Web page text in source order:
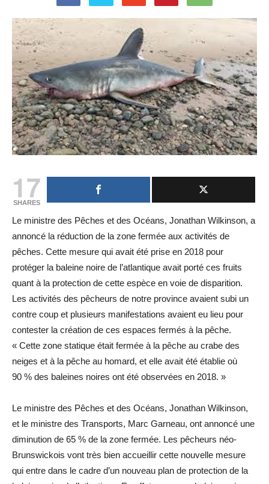
17
SHARES
Le ministre des Pêches et des Océans, Jonathan Wilkinson, a
annoncé la réduction de la zone fermée aux activités de
pêches. Cette mesure qui avait été prise en 2018 pour
protéger la baleine noire de l’atlantique avait porté ces fruits
quant à la protection de cette espèce en voie de disparition.
Les activités des pêcheurs de notre province avaient subi un
contre coup et plusieurs manifestations avaient eu lieu pour
contester la création de ces espaces fermés à la pêche.
« Cette zone statique était fermée à la pêche au crabe des
neiges et à la pêche au homard, et elle avait été établie où
90 % des baleines noires ont été observées en 2018. »
Le ministre des Pêches et des Océans, Jonathan Wilkinson,
et le ministre des Transports, Marc Garneau, ont annoncé une
diminution de 65 % de la zone fermée. Les pêcheurs néo-
Brunswickois vont très bien accueillir cette nouvelle mesure
qui entre dans le cadre d’un nouveau plan de protection de la